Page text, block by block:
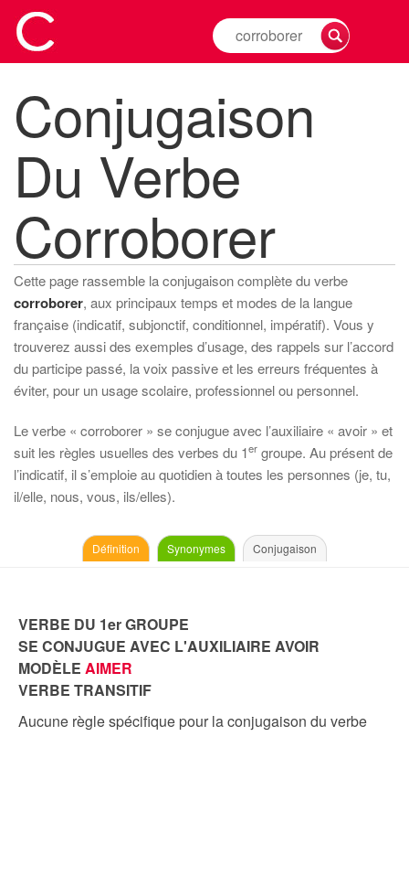
Rechercher
la
d'un
verbe
Conjugaison
Du Verbe
Corroborer
Cette page rassemble la conjugaison complète du verbe
corroborer, aux principaux temps et modes de la langue
française (indicatif, subjonctif, conditionnel, impératif). Vous y
trouverez aussi des exemples d’usage, des rappels sur l’accord
du participe passé, la voix passive et les erreurs fréquentes à
éviter, pour un usage scolaire, professionnel ou personnel.
Le verbe « corroborer » se conjugue avec l’auxiliaire « avoir » et
suit les règles usuelles des verbes du 1er groupe. Au présent de
l’indicatif, il s’emploie au quotidien à toutes les personnes (je, tu,
il/elle, nous, vous, ils/elles).
Définition Synonymes Conjugaison
VERBE DU 1er GROUPE
SE CONJUGUE AVEC L'AUXILIAIRE AVOIR
MODÈLE AIMER
VERBE TRANSITIF
Aucune règle spécifique pour la conjugaison du verbe